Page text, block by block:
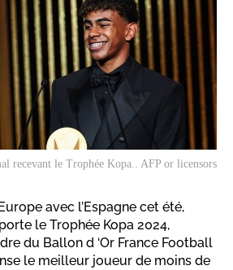
recevant le Trophée Kopa.. AFP or licensors
avec l’Espagne cet été,
le Trophée Kopa 2024,
du Ballon d ‘Or France Football
le meilleur joueur de moins de